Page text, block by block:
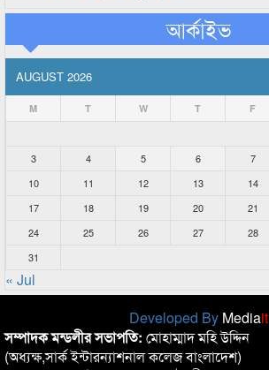
আর্কাইভ
AUGUST 2026
M T W T F
3
4 5 6 7
10
11 12 13 14
17
18 19 20 21
24
25 26 27 28
31
« Jul
Developed By Mediait
সম্পাদক মন্ডলীর সভাপতি: মোহাম্মাদ মহি উদ্দিন
(অধ্যক্ষ,সার্ক ইন্টারন্যাশনাল কলেজ বাংলাদেশ)